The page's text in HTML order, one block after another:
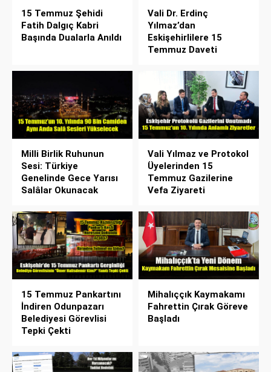
15 Temmuz Şehidi
Fatih Dalgıç Kabri
Başında Dualarla Anıldı
Vali Dr. Erdinç
Yılmaz’dan
Eskişehirlilere 15
Temmuz Daveti
Milli Birlik Ruhunun
Sesi: Türkiye
Genelinde Gece Yarısı
Salâlar Okunacak
Vali Yılmaz ve Protokol
Üyelerinden 15
Temmuz Gazilerine
Vefa Ziyareti
15 Temmuz Pankartını
İndiren Odunpazarı
Belediyesi Görevlisi
Tepki Çekti
Mihalıççık Kaymakamı
Fahrettin Çırak Göreve
Başladı